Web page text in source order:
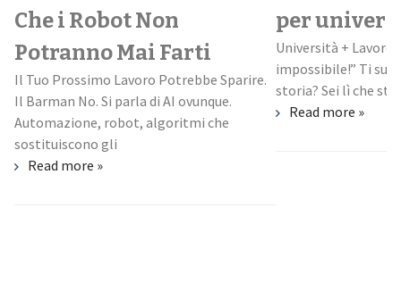
Che i Robot Non
Potranno Mai Farti
Il Tuo Prossimo Lavoro Potrebbe Sparire.
Il Barman No. Si parla di AI ovunque.
Automazione, robot, algoritmi che
sostituiscono gli
Read more »
per
Università +
impossibile!” Ti
storia? Sei lì che
Read more »